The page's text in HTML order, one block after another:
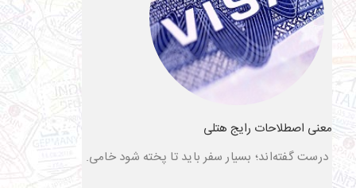
معنی اصطلاحات رایج هتلی
درست گفته‌اند؛ بسیار سفر باید تا پخته شود خامی.